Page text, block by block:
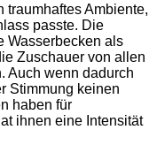
traumhaftes Ambiente,
passte. Die
Wasserbecken als
Zuschauer von allen
Auch wenn dadurch
Stimmung keinen
haben für
ihnen eine Intensität